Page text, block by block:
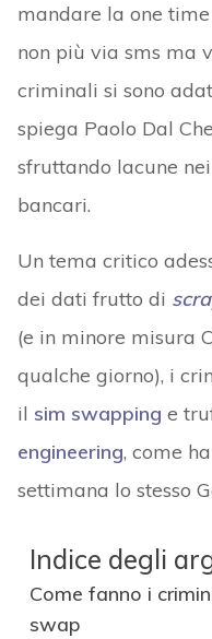
mandare la one
non più via sms ma
criminali si sono
spiega Paolo Dal
sfruttando lacune
bancari.
Un tema critico
dei dati frutto di
(e in minore misura
qualche giorno), i
il sim swapping e
engineering, come
settimana lo stesso
Indice degli
Come fanno i
swap